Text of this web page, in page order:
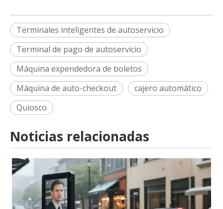
Terminales inteligentes de autoservicio
Terminal de pago de autoservicio
Máquina expendedora de boletos
Máquina de auto-checkout
cajero automático
Quiosco
Noticias relacionadas